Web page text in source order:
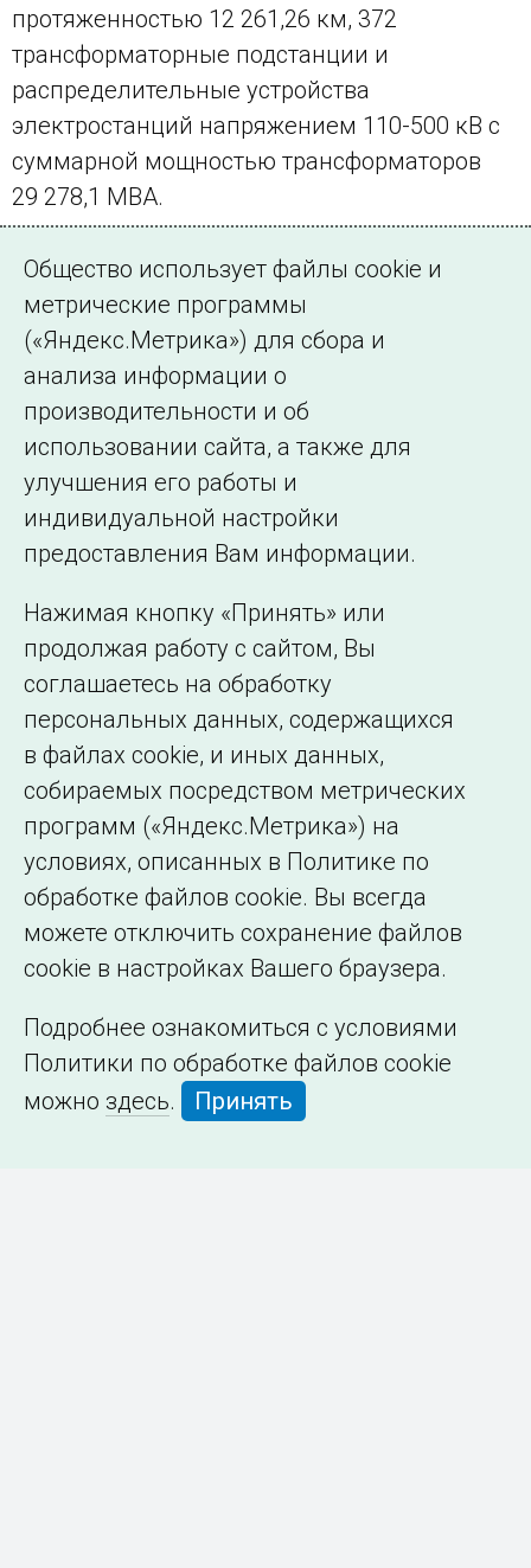
протяженностью 12 261,26 км, 372
трансформаторные подстанции и
распределительные устройства
электростанций напряжением 110-500 кВ с
суммарной мощностью трансформаторов
29 278,1 МВА.
©2005–2026 АО «СО ЕЭС»
Филиалы и
представительства
образовательной
организации
Общество использует файлы cookie и
метрические программы
(«Яндекс.Метрика») для сбора и
анализа информации о
производительности и об
использовании сайта, а также для
улучшения его работы и
индивидуальной настройки
предоставления Вам информации.
Нажимая кнопку «Принять» или
продолжая работу с сайтом, Вы
соглашаетесь на обработку
персональных данных, содержащихся
в файлах cookie, и иных данных,
собираемых посредством метрических
программ («Яндекс.Метрика») на
условиях, описанных в Политике по
обработке файлов cookie. Вы всегда
можете отключить сохранение файлов
cookie в настройках Вашего браузера.
Подробнее ознакомиться с условиями
Политики по обработке файлов cookie
можно здесь. Принять